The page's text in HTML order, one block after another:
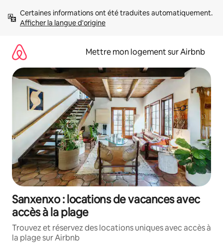
directement
Afficher la langue d'origine
Mettre mon logement sur Airbnb
Sanxenxo : locations de vacances avec
accès à la plage
Trouvez et réservez des locations uniques avec accès à
la plage sur Airbnb